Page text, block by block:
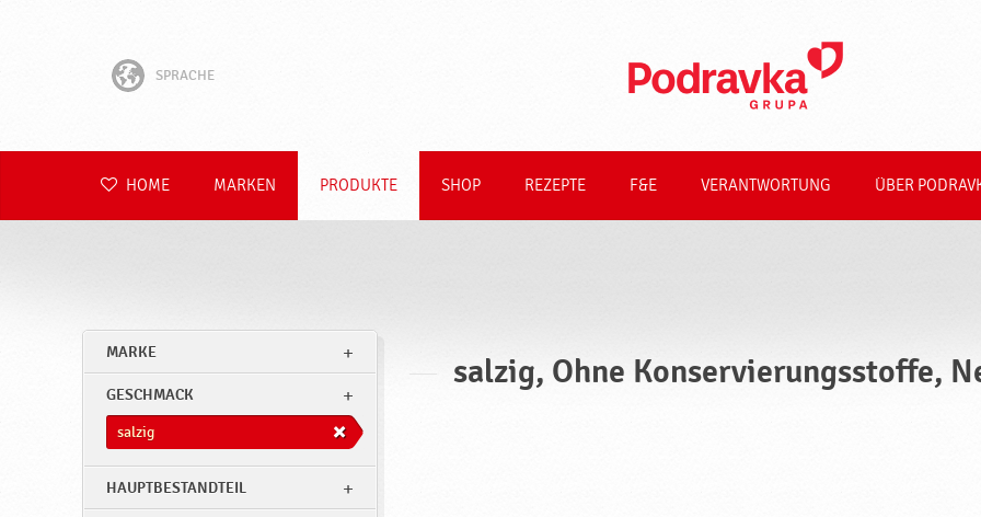
SPRACHE
Hrvatski
Polski
Română
HOME MARKEN PRODUKTE SHOP REZEPTE F&E VERANTWORTUNG ÜBER
MARKE
GESCHMACK
salzig
HAUPTBESTANDTEIL
salzig, Ohne Konservierungsstoffe,